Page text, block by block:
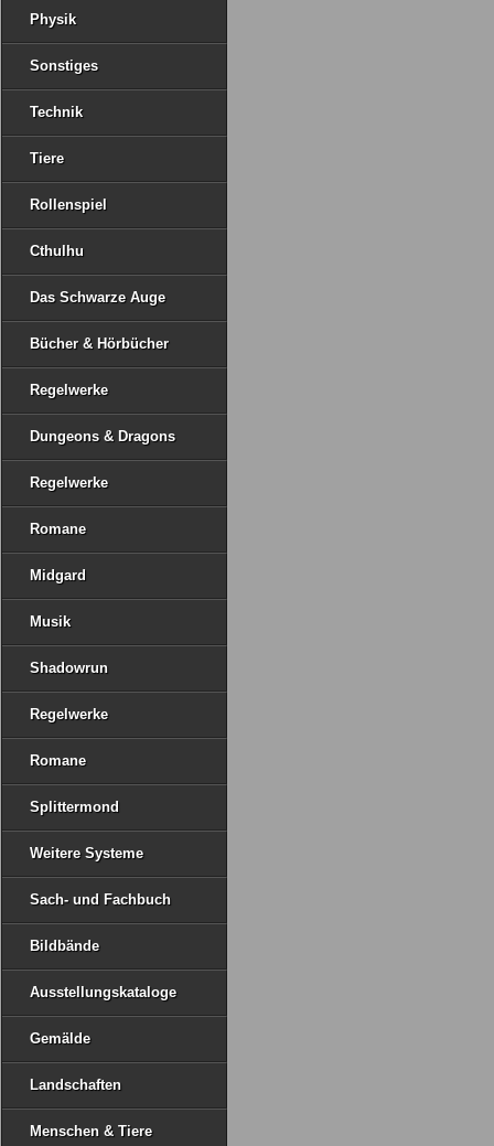
Physik
Sonstiges
Technik
Tiere
Rollenspiel
Cthulhu
Das Schwarze Auge
Bücher & Hörbücher
Regelwerke
Dungeons & Dragons
Regelwerke
Romane
Midgard
Musik
Shadowrun
Regelwerke
Romane
Splittermond
Weitere Systeme
Sach- und Fachbuch
Bildbände
Ausstellungskataloge
Gemälde
Landschaften
Menschen & Tiere